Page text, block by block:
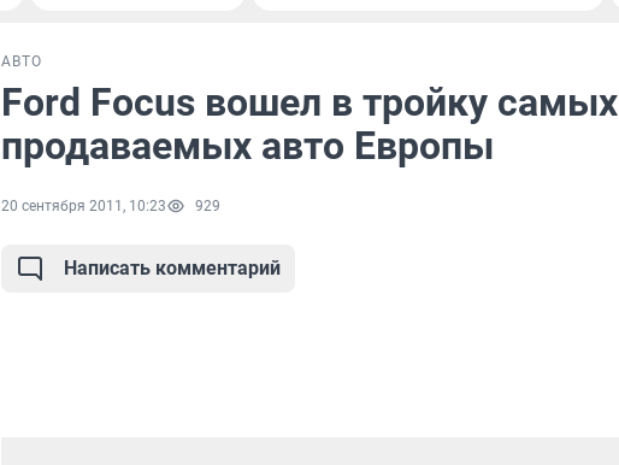
АВТО
Ford Focus вошел в тройку самых
продаваемых авто Европы
20 сентября 2011, 10:23 929
Написать комментарий